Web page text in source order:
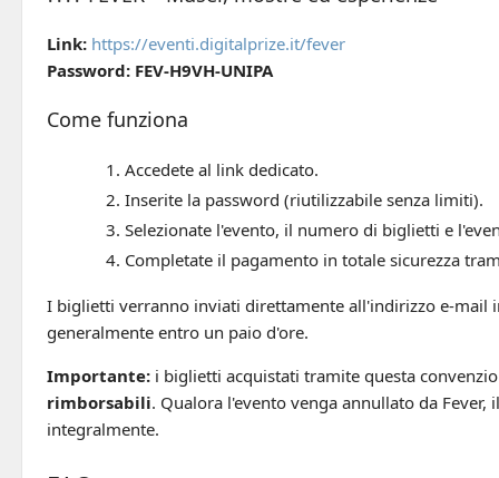
Link: https://eventi.digitalprize.it/fever
Password: FEV-H9VH-UNIPA
Come funziona
Accedete al link dedicato.
Inserite la password (riutilizzabile senza limiti).
Selezionate l'evento, il numero di biglietti e
Completate il pagamento in totale sicurezza
I biglietti verranno inviati direttamente all'indirizzo e-mail
generalmente entro un paio d'ore.
Importante: i biglietti acquistati tramite questa
rimborsabili. Qualora l'evento venga annullato da
integralmente.